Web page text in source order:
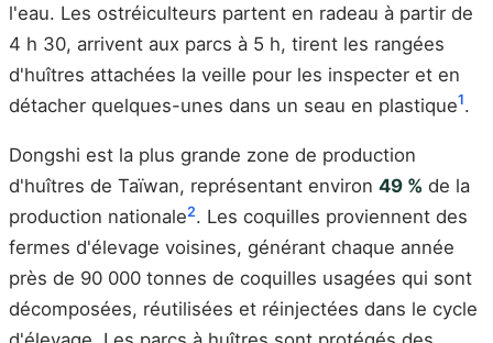
l'eau. Les ostréiculteurs partent en radeau à partir de
4 h 30, arrivent aux parcs à 5 h, tirent les rangées
d'huîtres attachées la veille pour les inspecter et en
détacher quelques-unes dans un seau en plastique1.
Dongshi est la plus grande zone de production
d'huîtres de Taïwan, représentant environ 49 % de la
production nationale2. Les coquilles proviennent des
fermes d'élevage voisines, générant chaque année
près de 90 000 tonnes de coquilles usagées qui sont
décomposées, réutilisées et réinjectées dans le cycle